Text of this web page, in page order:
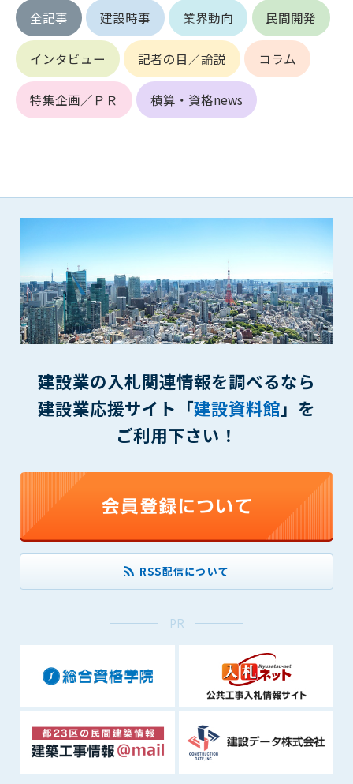
全記事 建設時事 業界動向 民間開発
インタビュー 記者の目／論説 コラム
特集企画／ＰＲ 積算・資格news
建設業の入札関連情報を調べるなら
建設業応援サイト「建設資料館」を
ご利用下さい！
RSS配信について
PR
2. 管理者は承認後であっても承認した会員が前項の何れかに該
当することが判明した場合、会員資格を取り消すことがあり
ます。
第5条（IDおよびパスワードの管理）
1. 会員は申込の際に管理者が発行したIDおよびパスワードの使
用および管理について責任を負うものとします。
第6条（会員の禁止事項）
1. 会員は建設資料館WEB上で以下の行為をしないものとしま
す。
(1) 第三者または管理者の著作権、その他知的所有権を侵害す
る行為
(2) 第三者または管理者の財産、プライバシー等を侵害する行
(3) 第三者または管理者を誹謗中傷する行為
(4) 有害なコンピュータプログラム等を送信又は書き込む行為
(5) 第三者に不利益を与える行為
(6) 管理者が承認していない営利を目的とした行為
(8) 犯罪的行為に結びつく行為
(9) その他、法律に反する行為
(10) 建設資料館から知り得た情報及びダウンロードした情報
を、営利を目的として第三者に転売し、または転売のため
恐れのあるものは、会員の承諾なく削除できるものとします。
(2) 建設資料館の運営および保守管理上、必要と判断した場合
(3) 広告掲載料金の支払が遅延した場合
(4) その他、管理者が不適当と判断した場合
第8条（サービスの変更・中止等）
管理者は、会員の承諾なく、本サービス内容の変更(新規追加、